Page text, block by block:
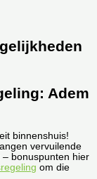
Adem
binnenshuis!
vervuilende
bonuspunten hier
om die